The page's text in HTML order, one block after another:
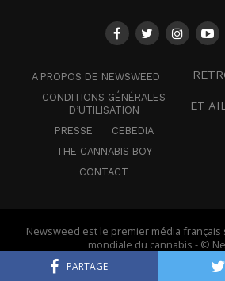
PARTAGE
A PROPOS DE NEWSWEED
CONDITIONS GÉNÉRALES
D’UTILISATION
PRESSE
CEBEDIA
THE CANNABIS BOY
CONTACT
ET
Newsweed est le premier média français
mondiale du cannabis - ©
Français